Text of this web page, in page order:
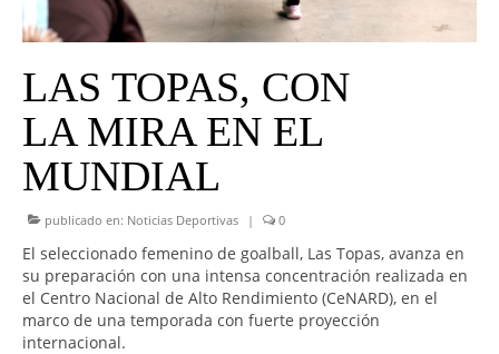
CAD FEDERAL
LAS TOPAS, CON
LA MIRA EN EL
MUNDIAL
publicado en: Noticias Deportivas | 0
El seleccionado femenino de goalball, Las Topas, avanza en
su preparación con una intensa concentración realizada en
el Centro Nacional de Alto Rendimiento (CeNARD), en el
marco de una temporada con fuerte proyección
internacional.